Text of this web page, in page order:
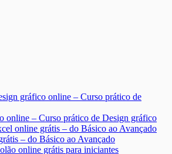
online – Curso prático de Design gráfico
– do Básico ao Avançado